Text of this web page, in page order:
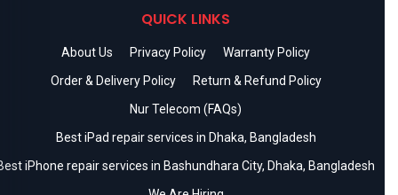
QUICK LINKS
About Us Privacy Policy
Warranty Policy
Order & Delivery Policy
Return & Refund Policy
Nur Telecom (FAQs)
Best iPad repair services in Dhaka, Bangladesh
iPhone repair services in Bashundhara City, Dhaka, Bangladesh